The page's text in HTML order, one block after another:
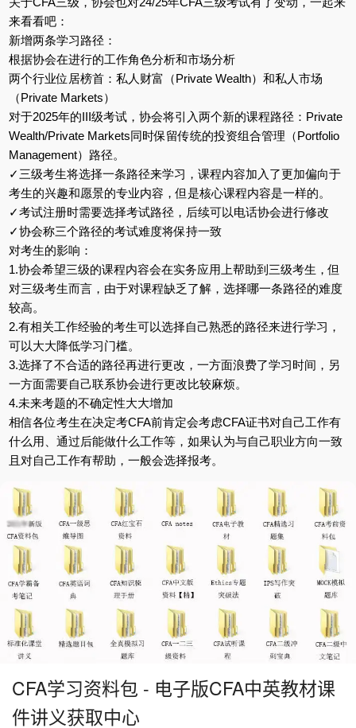
来看看吧：
新增两条学习路径：
根据协会在进行的工作角色分析和市场分析
两个行业位居榜首：私人财富（Private Wealth）和私人市场
（Private Markets）
对于2025年的III级考试，协会将引入两个新的课程路径：Private
Wealth/Private Markets同时保留传统的投资组合管理（Portfolio
Management）路径。
✓三级考生将选择一条路径来学习，课程内容加入了更加偏向于
考生的兴趣和愿景的专业内容，但是核心课程内容是一样的。
✓考试注册时需要选择考试路径，后续可以电话协会进行修改
✓协会称三个路径的考试难度将保持一致
对考生的影响：
1.协会希望三级的课程内容会在实务应用上帮助到三级考生，但
对三级考生而言，由于对课程缺乏了解，选择哪一条路径的难度
较高。
2.有相关工作经验的考生可以选择自己熟悉的路径来进行学习，
可以大大降低学习门槛。
3.选择了不合适的路径再进行更改，一方面浪费了学习时间，另
一方面需要自己联系协会进行更改比较麻烦。
4.未来考题的不确定性大大增加
相信各位考生在决定考CFA前肯定会考虑CFA证书对自己工作有
什么用、通过后能做什么工作等，如果认为与自己职业方向一致
且对自己工作有帮助，一般会选择报考。